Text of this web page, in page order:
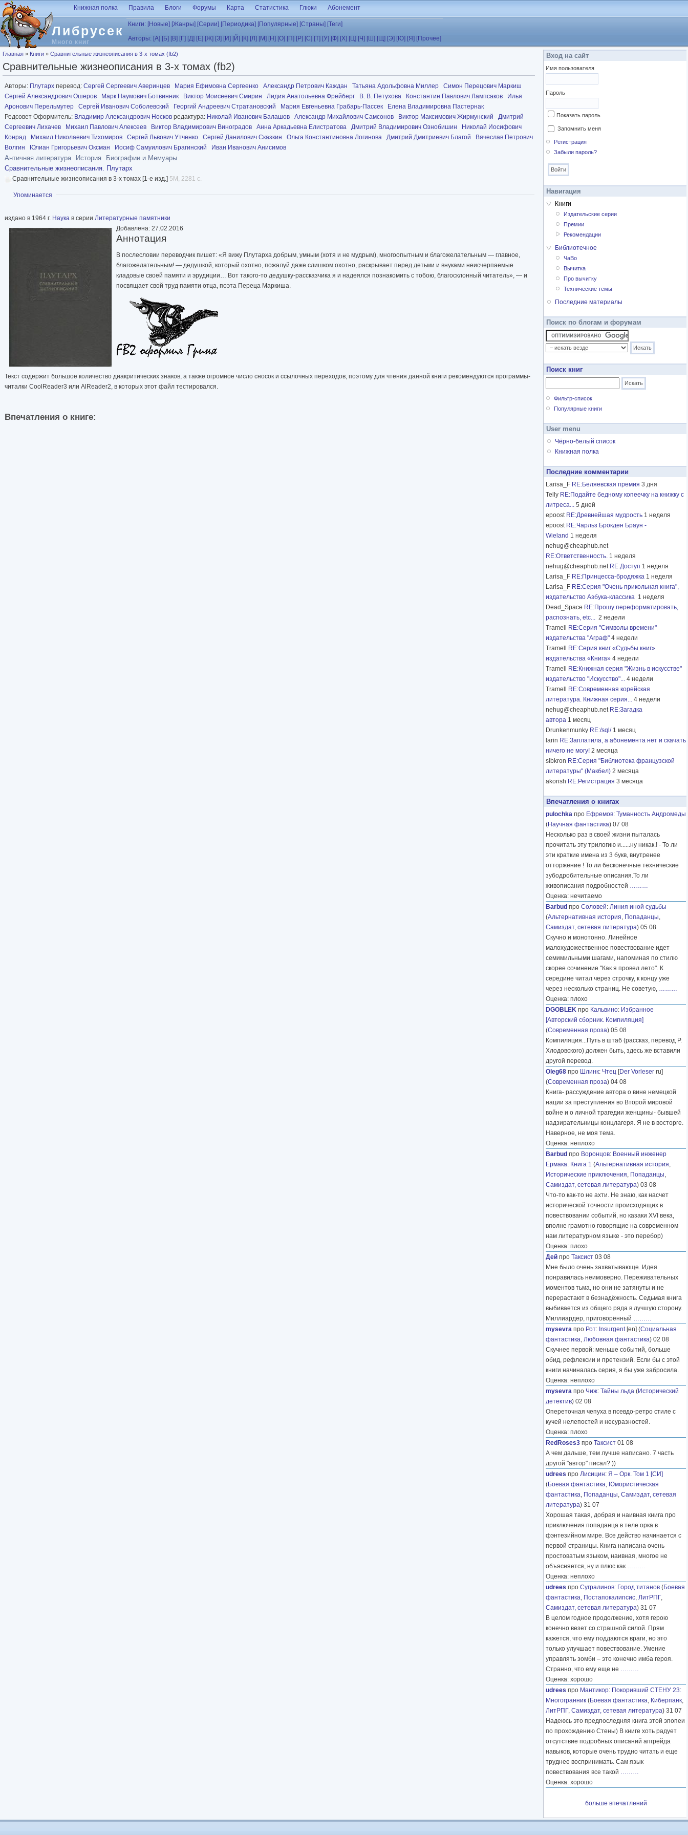
Перейти к основному содержанию
Либрусек
Много книг
Книжная полка Правила Блоги Форумы Карта Статистика Глюки Абонемент
Книги: [Новые] [Жанры] [Серии] [Периодика] [Популярные] [Страны] [Теги]
Авторы: [А] [Б] [В] [Г] [Д] [Е] [Ж] [З] [И] [Й] [К] [Л] [М] [Н] [О] [П] [Р] [С] [Т] [У] [Ф] [Х] [Ц] [Ч] [Ш] [Щ] [Э] [Ю] [Я] [Прочее]
Вы здесь
Главная » Книги » Сравнительные жизнеописания в 3-х томах (fb2)
Сравнительные жизнеописания в 3-х томах (fb2)
Авторы: Плутарх перевод: Сергей Сергеевич Аверинцев Мария Ефимовна Сергеенко Александр Петрович Каждан Татьяна Адольфовна Миллер
Симон Перецович Маркиш
Сергей Александрович Ошеров
Марк Наумович Ботвинник Виктор Моисеевич Смирин Лидия Анатольевна Фрейберг В. В. Петухова Константин Павлович Лампсаков
Илья
Аронович Перельмутер
Сергей Иванович Соболевский Георгий Андреевич Стратановский Мария Евгеньевна Грабарь-Пассек
Елена Владимировна Пастернак
Редсовет Оформитель: Владимир Александрович Носков редактура: Николай Иванович Балашов Александр Михайлович Самсонов Виктор Максимович Жирмунский
Дмитрий
Сергеевич Лихачев
Михаил Павлович Алексеев Виктор Владимирович Виноградов Анна Аркадьевна Елистратова Дмитрий Владимирович Ознобишин
Николай Иосифович
Конрад
Михаил Николаевич Тихомиров Сергей Львович Утченко Сергей Данилович Сказкин Ольга Константиновна Логинова Дмитрий Дмитриевич Благой
Вячеслав Петрович
Волгин
Юлиан Григорьевич Оксман Иосиф Самуилович Брагинский Иван Иванович Анисимов
Античная литература История
Биографии и Мемуары
Сравнительные жизнеописания. Плутарх
Сравнительные жизнеописания в 3-х томах [1-е изд.] 5M, 2281 с.
Показать
Упоминается
издано в 1964 г. Наука в серии Литературные памятники
Добавлена: 27.02.2016
Аннотация
В послесловии переводчик пишет: «Я вижу Плутарха добрым, умным (хотя и не мудрым), многоопытным и благожелательным — главное,
благожелательным! — дедушкой, который охотно, пожалуй даже слишком охотно, раскрывает перед детьми и внуками неисчерпаемые
кладовые своей памяти и эрудиции… Вот такого-то дедушку-рассказчика я и надеялся познакомить с тобою, благосклонный читатель», — и
посвящает свой труд памяти отца, поэта Переца Маркиша.
Текст содержит большое количество диакритических знаков, а также огромное число сносок и ссылочных переходов, поэтому для чтения данной книги рекомендуются программы-
читалки CoolReader3 или AlReader2, в которых этот файл тестировался.
Впечатления о книге:
Вход на сайт
Имя пользователя
Пароль
Показать пароль
Запомнить меня
Регистрация
Забыли пароль?
Навигация
Книги
Издательские серии
Премии
Рекомендации
Библиотечное
ЧаВо
Вычитка
Про вычитку
Технические темы
Последние материалы
Поиск по блогам и форумам
Поиск книг
Фильтр-список
Популярные книги
User menu
Чёрно-белый список
Книжная полка
Последние комментарии
Larisa_F RE:Беляевская премия 3 дня
Telly RE:Подайте бедному копеечку на книжку с
литреса... 5 дней
epoost RE:Древнейшая мудрость 1 неделя
epoost RE:Чарльз Брокден Браун -
Wieland 1 неделя
nehug@cheaphub.net
RE:Ответственность. 1 неделя
nehug@cheaphub.net RE:Доступ 1 неделя
Larisa_F RE:Принцесса-бродяжка 1 неделя
Larisa_F RE:Серия "Очень прикольная книга",
издательство Азбука-классика 1 неделя
Dead_Space RE:Прошу переформатировать,
распознать, etc... 2 недели
Tramell
RE:Серия "Символы времени"
издательства "Аграф" 4 недели
Tramell
RE:Серия книг «Судьбы книг»
издательства «Книга» 4 недели
Tramell
RE:Книжная серия "Жизнь в искусстве"
издательство "Искусство"... 4 недели
Tramell
RE:Современная корейская
литература. Книжная серия... 4 недели
nehug@cheaphub.net RE:Загадка
автора 1 месяц
Drunkenmunky RE:/sql/ 1 месяц
larin RE:Заплатила, а абонемента нет и скачать
ничего не могу! 2 месяца
sibkron RE:Серия "Библиотека французской
литературы" (Макбел) 2 месяца
akorish RE:Регистрация 3 месяца
Впечатления о книгах
pulochka про Ефремов: Туманность Андромеды
(Научная фантастика) 07 08
Несколько раз в своей жизни пыталась
прочитать эту трилогию и......ну никак.! - То ли
эти краткие имена из 3 букв, внутренее
отторжение ! То ли бесконечные технические
зубодробительные описания.То ли
живописания подробностей ………
Оценка: нечитаемо
Barbud про Соловей: Линия иной судьбы
(Альтернативная история, Попаданцы,
Самиздат, сетевая литература) 05 08
Скучно и монотонно. Линейное
малохудожественное повествование идет
семимильными шагами, напоминая по стилю
скорее сочинение "Как я провел лето". К
середине читал через строчку, к концу уже
через несколько страниц. Не советую, ………
Оценка: плохо
DGOBLEK про Кальвино: Избранное
[Авторский сборник. Компиляция]
(Современная проза) 05 08
Компиляция...Путь в штаб (рассказ, перевод Р.
Хлодовского) должен быть, здесь же вставили
другой перевод.
Oleg68 про Шлинк: Чтец [Der Vorleser ru]
(Современная проза) 04 08
Книга- рассуждение автора о вине немецкой
нации за преступления во Второй мировой
войне и о личной трагедии женщины- бывшей
надзирательницы концлагеря. Я не в восторге.
Наверное, не моя тема.
Оценка: неплохо
Barbud про Воронцов: Военный инженер
Ермака. Книга 1 (Альтернативная история,
Исторические приключения, Попаданцы,
Самиздат, сетевая литература) 03 08
Что-то как-то не ахти. Не знаю, как насчет
исторической точности происходящих в
повествовании событий, но казаки XVI века,
вполне грамотно говорящие на современном
нам литературном языке - это перебор)
Оценка: плохо
Дей про Таксист 03 08
Мне было очень захватывающе. Идея
понравилась неимоверно. Переживательных
моментов тьма, но они не затянуты и не
перерастают в безнадёжность. Седьмая книга
выбивается из общего ряда в лучшую сторону.
Миллиардер, приговорённый ………
mysevra про Рот: Insurgent[en] (Социальная
фантастика, Любовная фантастика) 02 08
Скучнее первой: меньше событий, больше
обид, рефлексии и претензий. Если бы с этой
книги начиналась серия, я бы уже забросила.
Оценка: неплохо
mysevra про Чиж: Тайны льда (Исторический
детектив) 02 08
Опереточная чепуха в псевдо-ретро стиле с
кучей нелепостей и несуразностей.
Оценка: плохо
RedRoses3 про Таксист 01 08
А чем дальше, тем лучше написано. 7 часть
другой "автор" писал? ))
udrees про Лисицин: Я – Орк. Том 1 [СИ]
(Боевая фантастика, Юмористическая
фантастика, Попаданцы, Самиздат, сетевая
литература) 31 07
Хорошая такая, добрая и наивная книга про
приключения попаданца в теле орка в
фэнтезийном мире. Все действо начинается с
первой страницы. Книга написана очень
простоватым языком, наивная, многое не
объясняется, ну и плюс как ………
Оценка: неплохо
udrees про Сугралинов: Город титанов (Боевая
фантастика, Постапокалипсис, ЛитРПГ,
Самиздат, сетевая литература) 31 07
В целом годное продолжение, хотя герою
конечно везет со страшной силой. Прям
кажется, что ему поддаются враги, но это
только улучшает повествование. Умение
управлять зомби – это конечно имба героя.
Странно, что ему еще не ………
Оценка: хорошо
udrees про Мантикор: Покоривший СТЕНУ 23:
Многогранник (Боевая фантастика, Киберпанк,
ЛитРПГ, Самиздат, сетевая литература) 31 07
Надеюсь это предпоследняя книга этой эпопеи
по прохождению Стены) В книге хоть радует
отсутствие подробных описаний апгрейда
навыков, которые очень трудно читать и еще
труднее воспринимать. Сам язык
повествования все такой ………
Оценка: хорошо
больше впечатлений